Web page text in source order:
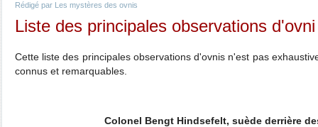
Rédigé par Les mystères des ovnis
Liste des principales observations d'ovni
Cette liste des principales observations d'ovnis n'est pas
connus et remarquables.
Colonel Bengt Hindsefelt, suède derrière